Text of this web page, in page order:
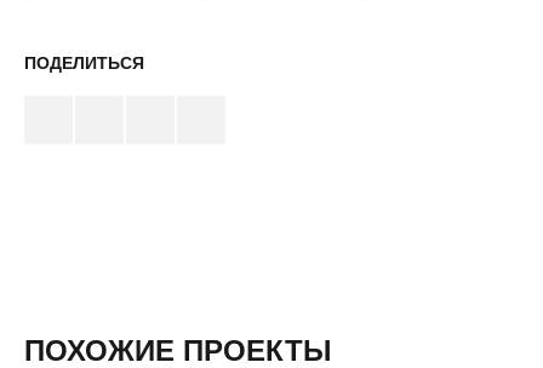
ПОДЕЛИТЬСЯ
ПОХОЖИЕ ПРОЕКТЫ